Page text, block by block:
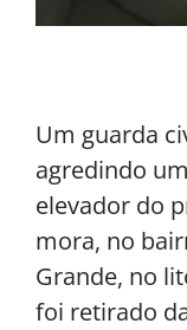
Um guarda
agredindo
elevador do
mora, no
Grande, no
foi retirado